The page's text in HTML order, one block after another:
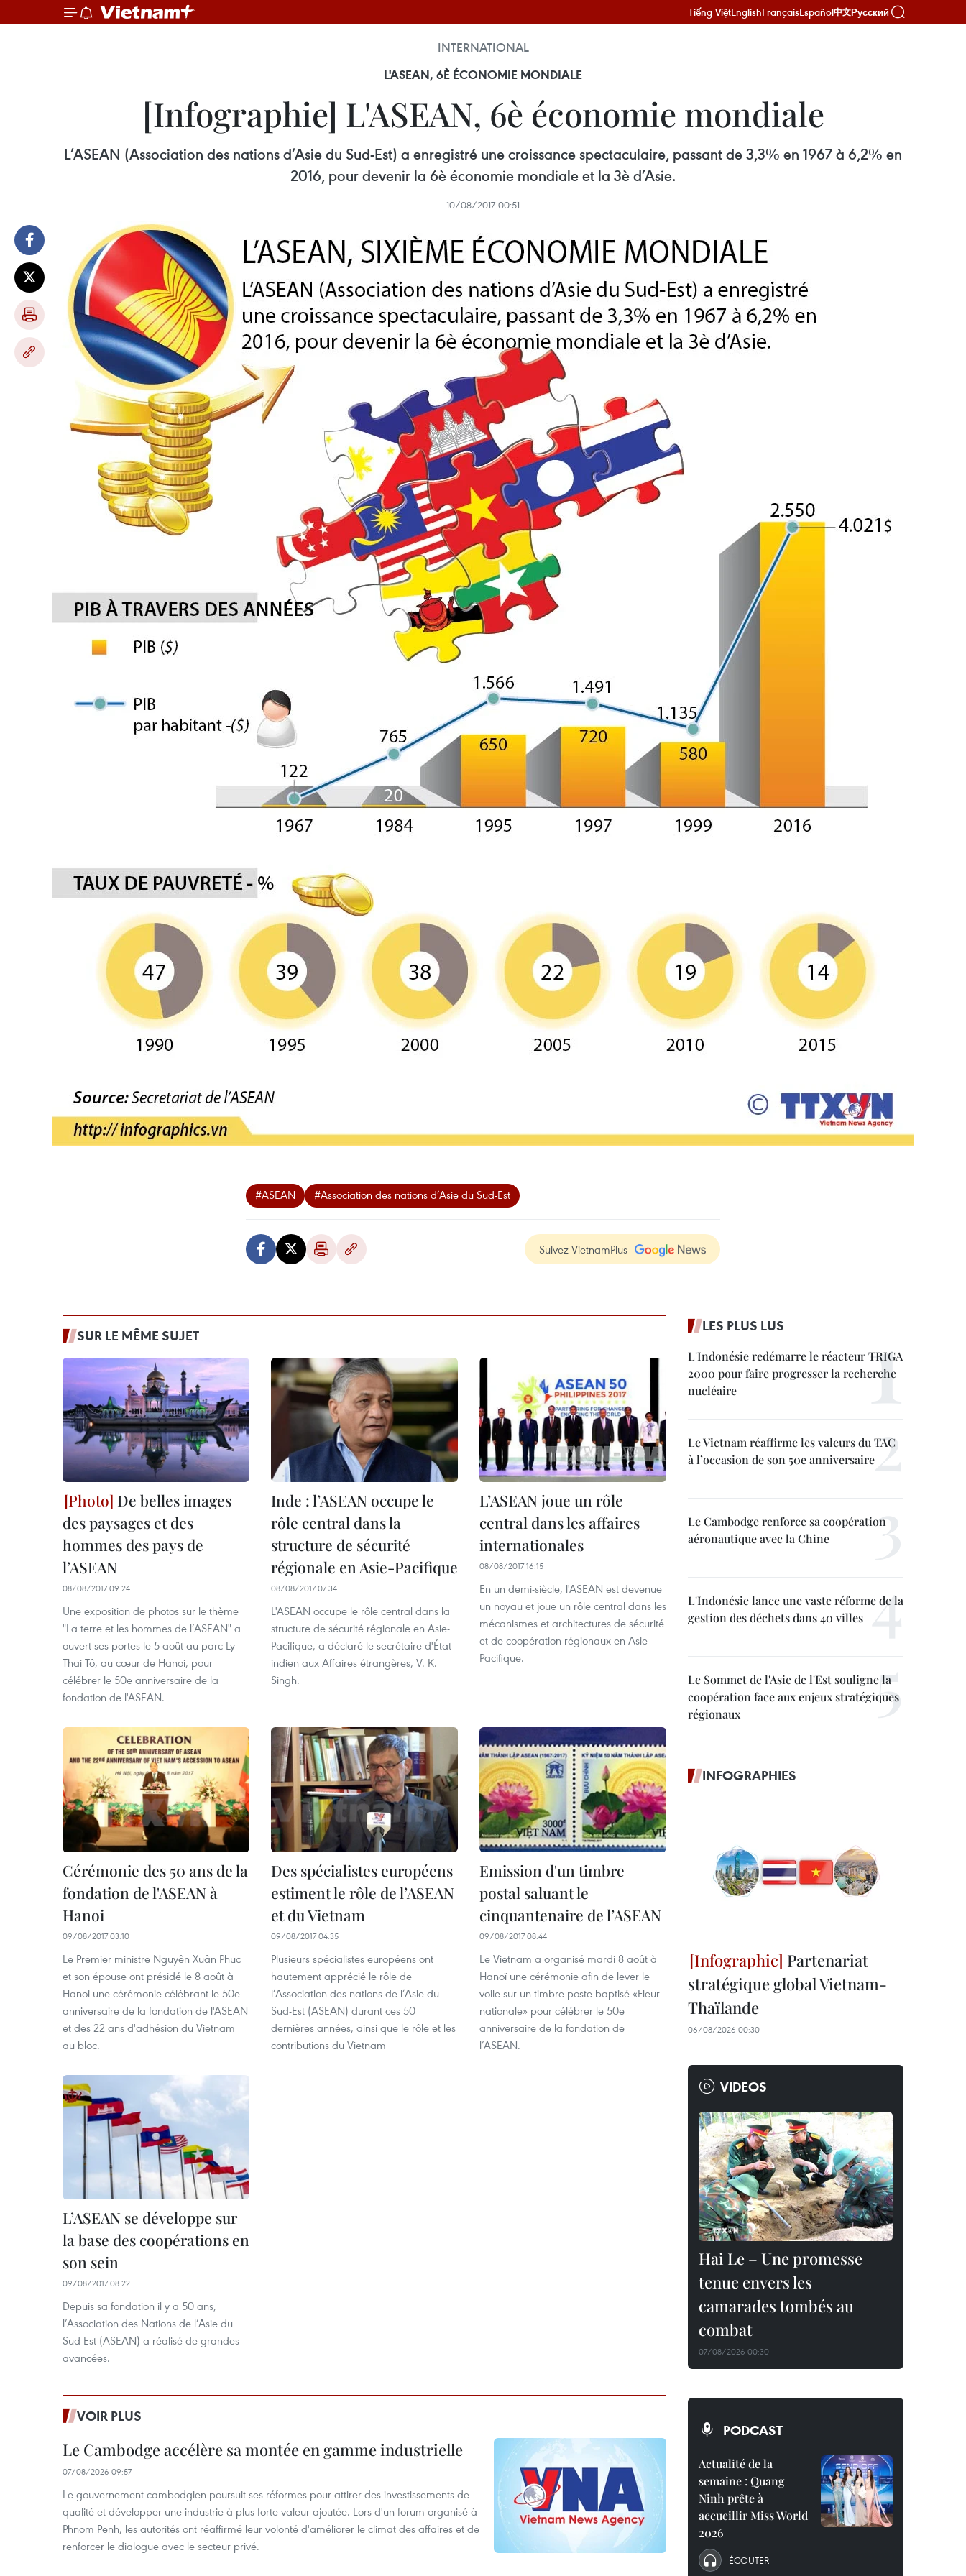
Tiếng ViệtEnglishFrançaisEspañol中文Русский
INTERNATIONAL
L'ASEAN, 6È ÉCONOMIE MONDIALE
[Infographie] L'ASEAN, 6è économie mondiale
L’ASEAN (Association des nations d’Asie du Sud-Est) a enregistré une croissance spectaculaire, passant de 3,3% en 1967 à 6,2% en
2016, pour devenir la 6è économie mondiale et la 3è d’Asie.
10/08/2017 00:51
#ASEAN #Association des nations d’Asie du Sud-Est
Suivez VietnamPlus
SUR LE MÊME SUJET
De belles images
des paysages et des
hommes des pays de
l’ASEAN
08/08/2017 09:24
Une exposition de photos sur le thème
"La terre et les hommes de l’ASEAN" a
ouvert ses portes le 5 août au parc Ly
Thai Tô, au cœur de Hanoi, pour
célébrer le 50e anniversaire de la
fondation de l'ASEAN.
Inde : l’ASEAN occupe le
rôle central dans la
structure de sécurité
régionale en Asie-Pacifique
08/08/2017 07:34
L'ASEAN occupe le rôle central dans la
structure de sécurité régionale en Asie-
Pacifique, a déclaré le secrétaire d'État
indien aux Affaires étrangères, V. K.
Singh.
L’ASEAN joue un rôle
central dans les affaires
internationales
08/08/2017 16:15
En un demi-siècle, l'ASEAN est devenue
un noyau et joue un rôle central dans les
mécanismes et architectures de sécurité
et de coopération régionaux en Asie-
Pacifique.
Cérémonie des 50 ans de la
fondation de l'ASEAN à
Hanoi
09/08/2017 03:10
Le Premier ministre Nguyên Xuân Phuc
et son épouse ont présidé le 8 août à
Hanoi une cérémonie célébrant le 50e
anniversaire de la fondation de l'ASEAN
et des 22 ans d'adhésion du Vietnam
au bloc.
Des spécialistes européens
estiment le rôle de l’ASEAN
et du Vietnam
09/08/2017 04:35
Plusieurs spécialistes européens ont
hautement apprécié le rôle de
l’Association des nations de l’Asie du
Sud-Est (ASEAN) durant ces 50
dernières années, ainsi que le rôle et les
contributions du Vietnam
Emission d'un timbre
postal saluant le
cinquantenaire de l’ASEAN
09/08/2017 08:44
Le Vietnam a organisé mardi 8 août à
Hanoï une cérémonie afin de lever le
voile sur un timbre-poste baptisé «Fleur
nationale» pour célébrer le 50e
anniversaire de la fondation de
l’ASEAN.
L’ASEAN se développe sur
la base des coopérations en
son sein
09/08/2017 08:22
Depuis sa fondation il y a 50 ans,
l’Association des Nations de l’Asie du
Sud-Est (ASEAN) a réalisé de grandes
avancées.
VOIR PLUS
Le Cambodge accélère sa montée en gamme industrielle
07/08/2026 09:57
Le gouvernement cambodgien poursuit ses réformes pour attirer des investissements de
qualité et développer une industrie à plus forte valeur ajoutée. Lors d'un forum organisé à
Phnom Penh, les autorités ont réaffirmé leur volonté d'améliorer le climat des affaires et de
renforcer le dialogue avec le secteur privé.
LES PLUS LUS
L'Indonésie redémarre le réacteur TRIGA
2000 pour faire progresser la recherche
nucléaire
Le Vietnam réaffirme les valeurs du TAC
à l’occasion de son 50e anniversaire
Le Cambodge renforce sa coopération
aéronautique avec la Chine
L'Indonésie lance une vaste réforme de la
gestion des déchets dans 40 villes
Le Sommet de l'Asie de l'Est souligne la
coopération face aux enjeux stratégiques
régionaux
INFOGRAPHIES
Partenariat
stratégique global Vietnam-
Thaïlande
06/08/2026 00:30
VIDEOS
Hai Le – Une promesse
tenue envers les
camarades tombés au
combat
07/08/2026 00:30
PODCAST
Actualité de la
semaine : Quang
Ninh prête à
accueillir Miss World
2026
ÉCOUTER